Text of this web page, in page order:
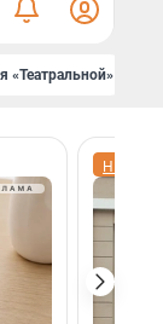
«Театральной»